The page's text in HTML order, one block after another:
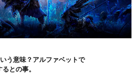
う意味？アルファベットで
との事。